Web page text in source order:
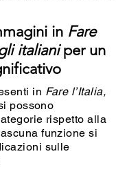
in Fare
italianiper un
in Fare l’Italia,
possono
rispetto alla
funzione si
sulle